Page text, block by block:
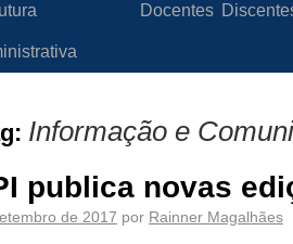
Docentes
Informação e
publica novas
de 2017 por Rainner Magalhães